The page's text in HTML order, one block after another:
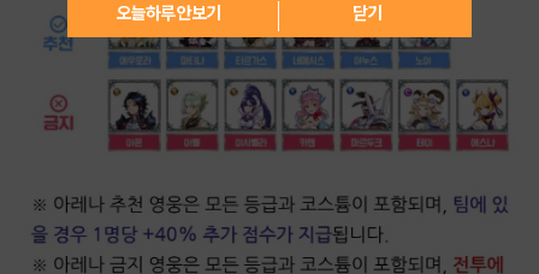
오늘하루 안보기 닫기